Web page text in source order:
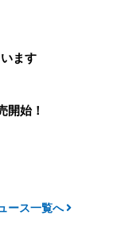
ます
始！
ース一覧へ